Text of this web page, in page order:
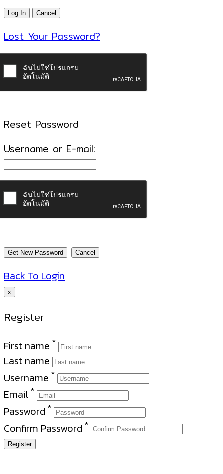
Lost Your Password?
Reset Password
Username or E-mail:
Back To Login
x
Register
First name *
Last name
Username *
Email *
Password *
Confirm Password *
Register